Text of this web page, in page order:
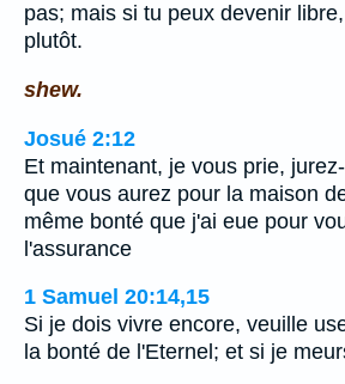
pas; mais si tu peux devenir
plutôt.
shew.
Josué 2:12
Et maintenant, je vous prie,
que vous aurez pour la maison
même bonté que j'ai eue pour
l'assurance
1 Samuel 20:14,15
Si je dois vivre encore, veuille
la bonté de l'Eternel; et si je